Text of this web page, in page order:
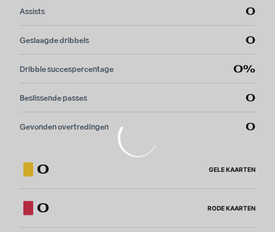
Assists 0
Geslaagde dribbels 0
Dribble succespercentage 0%
Beslissende passes 0
Gevonden overtredingen 0
0 GELE KAARTEN
0 RODE KAARTEN